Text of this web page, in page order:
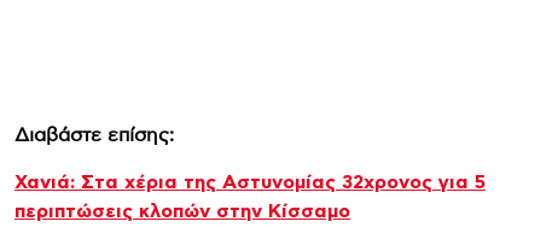
Διαβάστε επίσης:
Χανιά: Στα χέρια της Αστυνομίας 32χρονος για 5
περιπτώσεις κλοπών στην Κίσσαμο